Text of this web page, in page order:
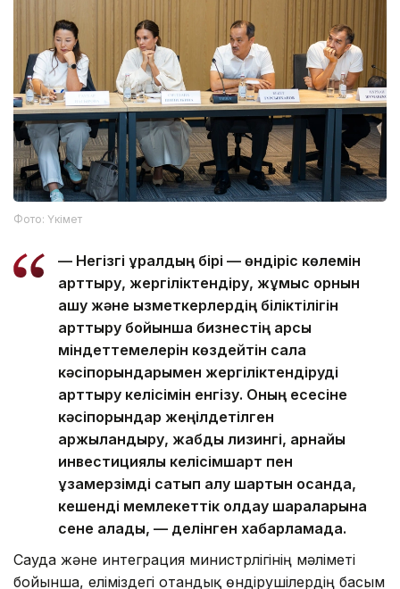
Фото: Үкімет
— Негізгі құралдың бірі — өндіріс көлемін
арттыру, жергіліктендіру, жұмыс орнын
ашу және қызметкерлердің біліктілігін
арттыру бойынша бизнестің қарсы
міндеттемелерін көздейтін сала
кәсіпорындарымен жергіліктендіруді
арттыру келісімін енгізу. Оның есесіне
кәсіпорындар жеңілдетілген
қаржыландыру, жабдық лизингі, арнайы
инвестициялық келісімшарт пен
ұзақмерзімді сатып алу шартын қосқанда,
кешенді мемлекеттік қолдау шараларына
сене алады, — делінген хабарламада.
Сауда және интеграция министрлігінің мәліметі
бойынша, еліміздегі отандық өндірушілердің басым